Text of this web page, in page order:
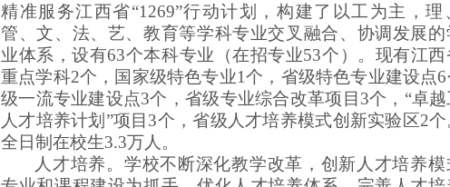
精准服务江西省“1269”行动计划，构建了 以工为主，理
管、文、法、艺、教育等学科专业交叉融合、协调发展的
业体系，设有63个本科专业（在招专业53个）。 现有江西
重点学科2个，国家级特色专业1个，省级特色专业建设点
级一流专业建设点3个，省级专业综合改革项目3个，“卓
人才培养计划”项目3个，省级人才培养模式创新实验区2个
全日制在校生3.3万人。
人才培养。学校不断深化教学改革，创新人才培养模